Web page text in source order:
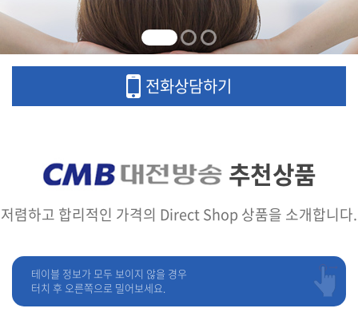
전화상담하기
추천상품
저렴하고 합리적인 가격의 Direct Shop 상품을 소개합니다.
테이블 정보가 모두 보이지 않을 경우
터치 후 오른쪽으로 밀어보세요.